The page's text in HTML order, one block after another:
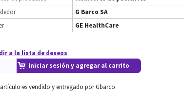
G Barco SA
GE HealthCare
a la lista de deseos
Iniciar sesión y agregar al carrito
es vendido y entregado por Gbarco.